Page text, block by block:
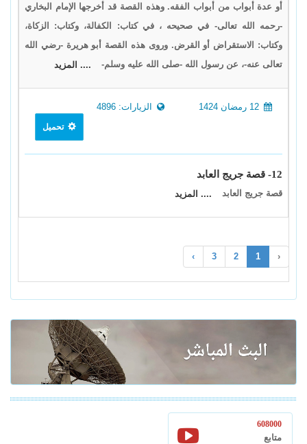
أو عدة أبواب من أبواب الفقه. وهذه القصة قد أخرجها الإمام البخاري
-رحمه الله تعالى- في صحيحه ، في كتاب: الكفالة، وكتاب: الزكاة،
وكتاب: الاستقراض أو القرض. وروى هذه القصة أبو هريرة -رضي الله
تعالى عنه-، عن رسول الله -صلى الله عليه وسلم-
.... المزيد
الزيارات: 4896
تحميل
12- قصة جريج العابد
قصة جريج العابد .... المزيد
‹
1
2
3
›
608000
متابع